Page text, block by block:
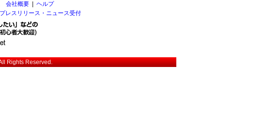
会社概要
ヘルプ
プレスリリース・ニュース受付
Rights Reserved.